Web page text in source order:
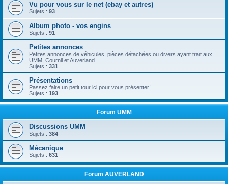
Vu pour vous sur le net (ebay et autres)
Sujets : 93
Album photo - vos engins
Sujets : 91
Petites annonces
Petites annonces de véhicules, pièces détachées ou divers ayant trait aux
UMM, Cournil et Auverland.
Sujets : 331
Présentations
Passez faire un petit tour ici pour vous présenter!
Sujets : 193
Forum UMM
Discussions UMM
Sujets : 384
Mécanique
Sujets : 631
Forum AUVERLAND